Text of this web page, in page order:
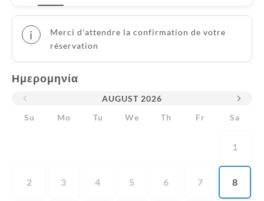
i
Merci d'attendre la confirmation de votre
réservation
Ημερομηνία
AUGUST 2026
Su
Mo Tu We Th Fr Sa
1
2 3 4 5 6 7 8